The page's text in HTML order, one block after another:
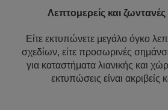
Λεπτομερείς και
Είτε εκτυπώνετε μεγάλο όγκο
σχεδίων, είτε προσωρινές
για καταστήματα λιανικής και
εκτυπώσεις είναι ακριβείς